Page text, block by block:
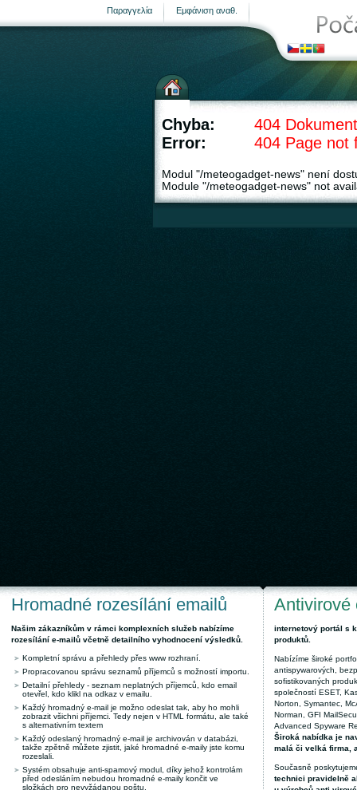
Εμφάνιση αναθ.
Παραγγελία
σελίδα
Chyba:
404
Error:
404 Page not
Modul "/meteogadget-news" není
Module "/meteogadget-news" not
Hromadné rozesílání emailů
Našim zákazníkům v rámci komplexních služeb nabízíme
rozesílání e-mailů včetně detailního vyhodnocení výsledků.
Kompletní správu a přehledy přes www rozhraní.
Propracovanou správu seznamů příjemců s možností importu.
Detailní přehledy - seznam neplatných příjemců, kdo email
otevřel, kdo klikl na odkaz v emailu.
Každý hromadný e-mail je možno odeslat tak, aby ho mohli
zobrazit všichni příjemci. Tedy nejen v HTML formátu, ale také
s alternativním textem
Každý odeslaný hromadný e-mail je archivován v databázi,
takže zpětně můžete zjistit, jaké hromadné e-maily jste komu
rozeslali.
Systém obsahuje anti-spamový modul, díky jehož kontrolám
před odesláním nebudou hromadné e-maily končit ve
složkách pro nevyžádanou poštu.
Antivirové
internetový portál s
produktů.
Nabízíme široké
antispywarových,
sofistikovaných
společností ESET,
Norton, Symantec,
Norman, GFI
Advanced Spyware
Široká nabídka je
malá či velká firma,
Současně
technici pravidelně